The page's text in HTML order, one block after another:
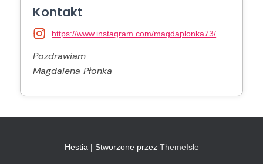
Kontakt
https://www.instagram.com/magdaplonka73/
Pozdrawiam
Magdalena Płonka
Hestia | Stworzone przez ThemeIsle